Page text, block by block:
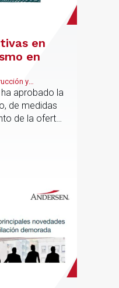
en
en
y
aprobado la
de medidas
de la oferta